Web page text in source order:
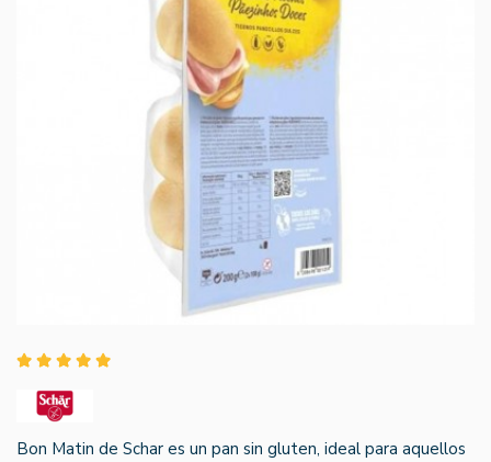
Bon Matin de Schar es un pan sin gluten, ideal para aquellos